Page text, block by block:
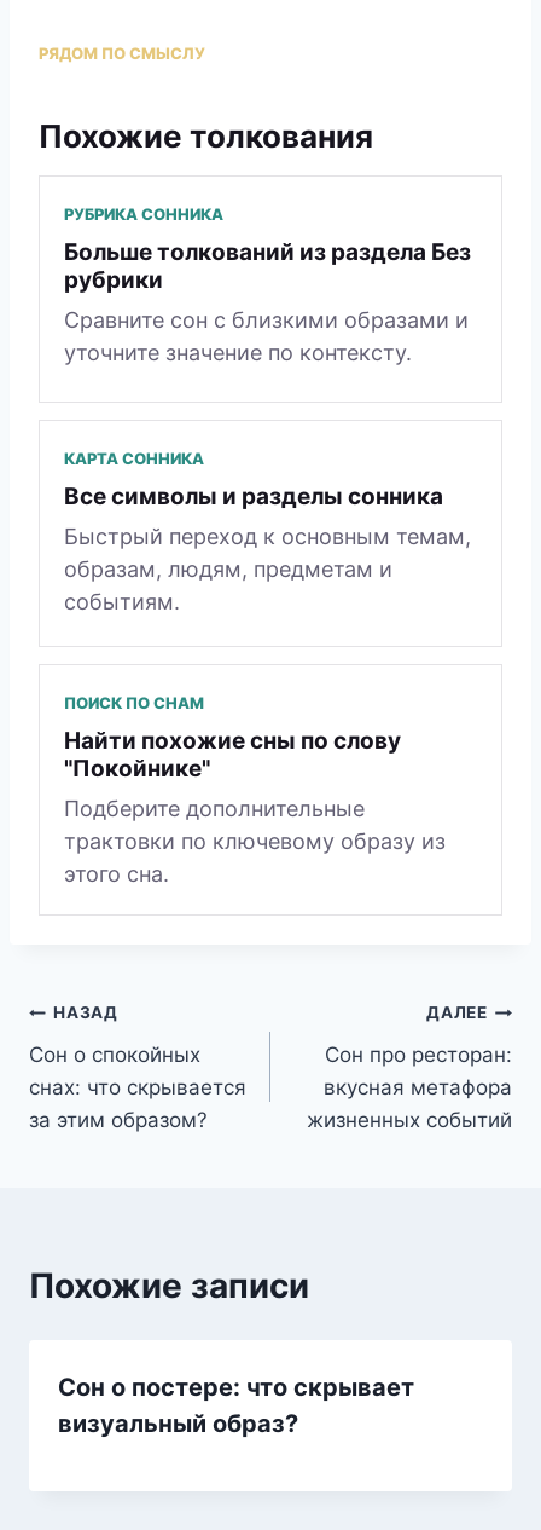
РЯДОМ ПО СМЫСЛУ
Похожие толкования
РУБРИКА СОННИКА
Больше толкований из раздела Без
рубрики
Сравните сон с близкими образами и
уточните значение по контексту.
КАРТА СОННИКА
Все символы и разделы сонника
Быстрый переход к основным темам,
образам, людям, предметам и
событиям.
ПОИСК ПО СНАМ
Найти похожие сны по слову
"Покойнике"
Подберите дополнительные
трактовки по ключевому образу из
этого сна.
Навигация
по
записям
НАЗАД
Сон о спокойных
снах: что скрывается
за этим образом?
ДАЛЕЕ
Сон про ресторан:
вкусная метафора
жизненных событий
Похожие записи
Сон о постере: что скрывает
визуальный образ?